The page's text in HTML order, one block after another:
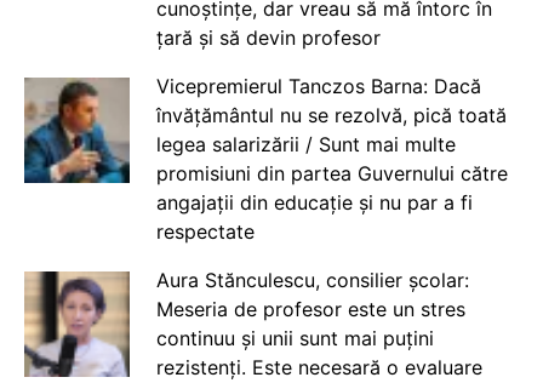
cunoștințe, dar vreau să mă întorc în
țară și să devin profesor
Vicepremierul Tanczos Barna: Dacă
învățământul nu se rezolvă, pică toată
legea salarizării / Sunt mai multe
promisiuni din partea Guvernului către
angajații din educație și nu par a fi
respectate
Aura Stănculescu, consilier școlar:
Meseria de profesor este un stres
continuu și unii sunt mai puțini
rezistenți. Este necesară o evaluare